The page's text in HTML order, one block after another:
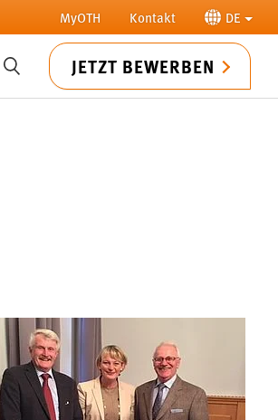
MyOTH Kontakt DE
SUCHE JETZT BEWERBEN